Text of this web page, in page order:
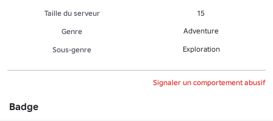
Taille du serveur
15
Genre
Adventure
Sous-genre Exploration
Signaler un comportement abusif
Badge